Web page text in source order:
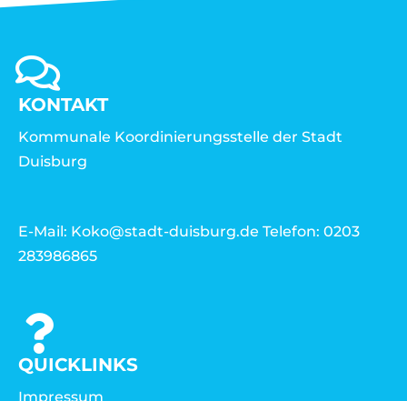
KONTAKT
Kommunale Koordinierungsstelle der Stadt
Duisburg
E-Mail: Koko@stadt-duisburg.de Telefon: 0203
283986865
QUICKLINKS
Impressum